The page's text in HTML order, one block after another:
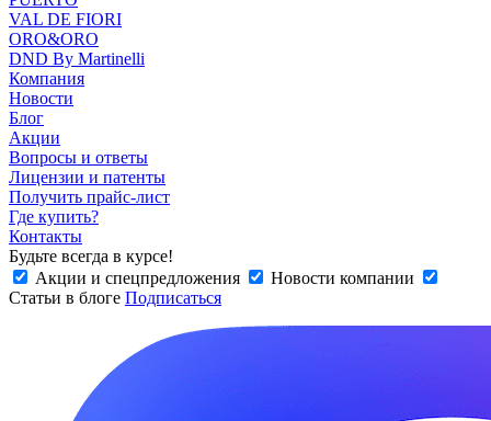
VAL DE FIORI
ORO&ORO
DND By Martinelli
Компания
Новости
Блог
Акции
Вопросы и ответы
Лицензии и патенты
Получить прайс-лист
Где купить?
Контакты
Будьте всегда в курсе!
Акции и спецпредложения
Новости компании
Статьи в блоге Подписаться